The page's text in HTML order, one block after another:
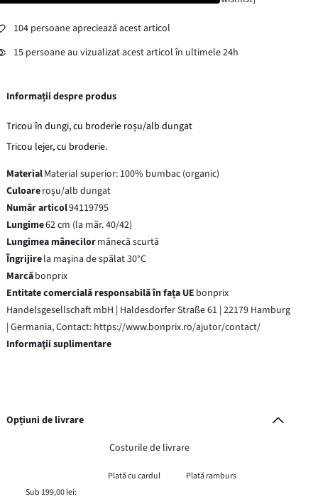
104 persoane apreciează acest articol
15 persoane au vizualizat acest articol în ultimele 24h
Informații despre produs
Tricou în dungi, cu broderie roșu/alb dungat
Tricou lejer, cu broderie.
MaterialMaterial superior: 100% bumbac (organic)
Culoareroșu/alb dungat
Număr articol94119795
Lungime62 cm (la măr. 40/42)
Lungimea mânecilormânecă scurtă
Îngrijirela maşina de spălat 30°C
Marcăbonprix
Entitate comercială responsabilă în fața UE bonprix
Handelsgesellschaft mbH | Haldesdorfer Straße 61 | 22179 Hamburg
| Germania, Contact: https://www.bonprix.ro/ajutor/contact/
Informaţii suplimentare
Opțiuni de livrare
Costurile de livrare
Plată cu cardul
Plată ramburs
Sub 199,00 lei: